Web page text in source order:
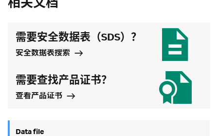
相关文档
需要安全数据表（SDS）？
安全数据表搜索
需要查找产品证书？
查看产品证书
Data file